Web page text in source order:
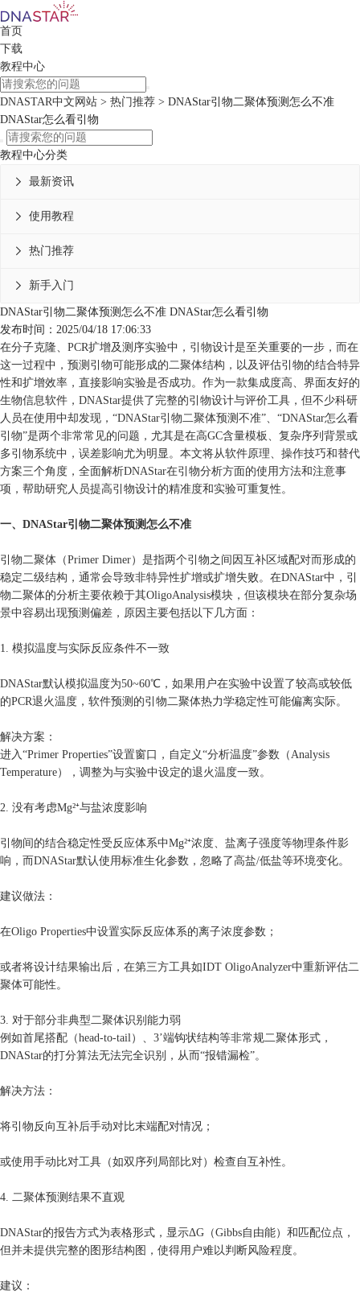
首页
下载
教程中心
DNASTAR中文网站 > 热门推荐 > DNAStar引物二聚体预测怎么不准
DNAStar怎么看引物
教程中心分类
最新资讯

使用教程

热门推荐

新手入门

DNAStar引物二聚体预测怎么不准 DNAStar怎么看引物
发布时间：2025/04/18 17:06:33
在分子克隆、PCR扩增及测序实验中，引物设计是至关重要的一步，而在
这一过程中，预测引物可能形成的二聚体结构，以及评估引物的结合特异
性和扩增效率，直接影响实验是否成功。作为一款集成度高、界面友好的
生物信息软件，DNAStar提供了完整的引物设计与评价工具，但不少科研
人员在使用中却发现，“DNAStar引物二聚体预测不准”、“DNAStar怎么看
引物”是两个非常常见的问题，尤其是在高GC含量模板、复杂序列背景或
多引物系统中，误差影响尤为明显。本文将从软件原理、操作技巧和替代
方案三个角度，全面解析DNAStar在引物分析方面的使用方法和注意事
项，帮助研究人员提高引物设计的精准度和实验可重复性。
一、DNAStar引物二聚体预测怎么不准
引物二聚体（Primer Dimer）是指两个引物之间因互补区域配对而形成的
稳定二级结构，通常会导致非特异性扩增或扩增失败。在DNAStar中，引
物二聚体的分析主要依赖于其OligoAnalysis模块，但该模块在部分复杂场
景中容易出现预测偏差，原因主要包括以下几方面：
1. 模拟温度与实际反应条件不一致
DNAStar默认模拟温度为50~60℃，如果用户在实验中设置了较高或较低
的PCR退火温度，软件预测的引物二聚体热力学稳定性可能偏离实际。
解决方案：
进入“Primer Properties”设置窗口，自定义“分析温度”参数（Analysis
Temperature），调整为与实验中设定的退火温度一致。
2. 没有考虑Mg²⁺与盐浓度影响
引物间的结合稳定性受反应体系中Mg²⁺浓度、盐离子强度等物理条件影
响，而DNAStar默认使用标准生化参数，忽略了高盐/低盐等环境变化。
建议做法：
在Oligo Properties中设置实际反应体系的离子浓度参数；
或者将设计结果输出后，在第三方工具如IDT OligoAnalyzer中重新评估二
聚体可能性。
3. 对于部分非典型二聚体识别能力弱
例如首尾搭配（head-to-tail）、3’端钩状结构等非常规二聚体形式，
DNAStar的打分算法无法完全识别，从而“报错漏检”。
解决方法：
将引物反向互补后手动对比末端配对情况；
或使用手动比对工具（如双序列局部比对）检查自互补性。
4. 二聚体预测结果不直观
DNAStar的报告方式为表格形式，显示ΔG（Gibbs自由能）和匹配位点，
但并未提供完整的图形结构图，使得用户难以判断风险程度。
建议：